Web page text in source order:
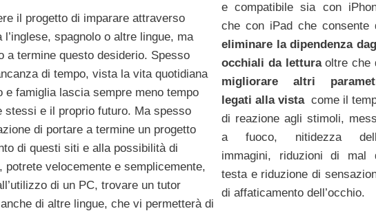
il progetto di imparare attraverso
l’inglese, spagnolo o altre lingue, ma
a termine questo desiderio. Spesso
di tempo, vista la vita quotidiana
e famiglia lascia sempre meno tempo
stessi e il proprio futuro. Ma spesso
di portare a termine un progetto
di questi siti e alla possibilità di
potrete velocemente e semplicemente,
di un PC, trovare un tutor
di altre lingue, che vi permetterà di
e compatibile sia con
che con iPad che consente
eliminare la dipendenza
occhiali da letturaoltre che
migliorare altri
legati alla vistacome il
di reazione agli stimoli,
a fuoco, nitidezza
immagini, riduzioni di mal
testa e riduzione di
di affaticamento dell’occhio.